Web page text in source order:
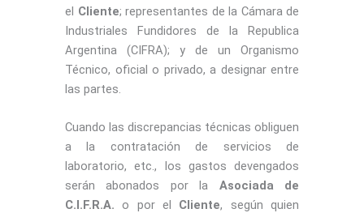
el Cliente; representantes de la Cámara de
Industriales Fundidores de la Republica
Argentina (CIFRA); y de un Organismo
Técnico, oficial o privado, a designar entre
las partes.
Cuando las discrepancias técnicas obliguen
a la contratación de servicios de
laboratorio, etc., los gastos devengados
serán abonados por la Asociada de
C.I.F.R.A. o por el Cliente, según quien